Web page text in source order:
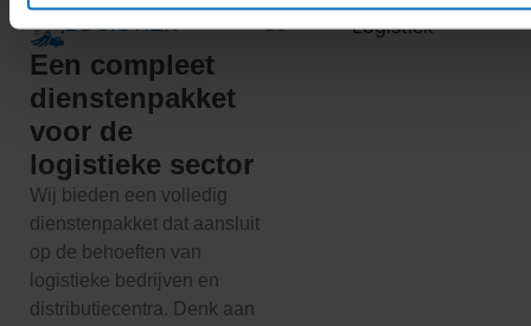
LOGISTIEK
Een compleet
dienstenpakket
voor de
logistieke sector
Wij bieden een volledig
dienstenpakket dat aansluit
op de behoeften van
logistieke bedrijven en
distributiecentra. Denk aan